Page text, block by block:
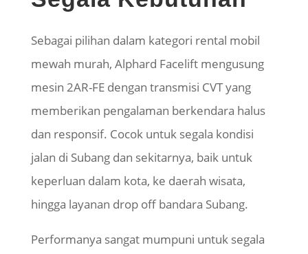
Sebagai pilihan dalam kategori rental mobil
mewah murah, Alphard Facelift mengusung
mesin 2AR-FE dengan transmisi CVT yang
memberikan pengalaman berkendara halus
dan responsif. Cocok untuk segala kondisi
jalan di Subang dan sekitarnya, baik untuk
keperluan dalam kota, ke daerah wisata,
hingga layanan drop off bandara Subang.
Performanya sangat mumpuni untuk segala